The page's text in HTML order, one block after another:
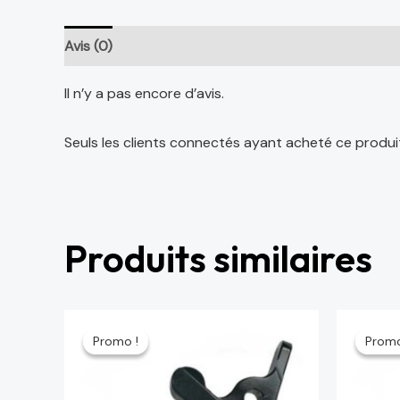
Avis (0)
Il n’y a pas encore d’avis.
Seuls les clients connectés ayant acheté ce
Produits similaires
Promo !
Promo !
initial
actuel